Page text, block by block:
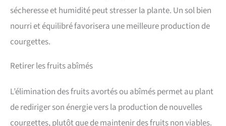
sécheresse et humidité peut stresser la plante. Un sol bien
nourri et équilibré favorisera une meilleure production de
courgettes.
Retirer les fruits abîmés
L’élimination des fruits avortés ou abîmés permet au plant
de rediriger son énergie vers la production de nouvelles
courgettes, plutôt que de maintenir des fruits non viables.